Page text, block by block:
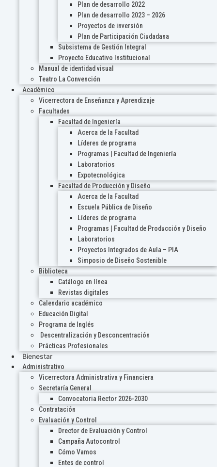
Plan de desarrollo 2022
Plan de desarrollo 2023 – 2026
Proyectos de inversión
Plan de Participación Ciudadana
Subsistema de Gestión Integral
Proyecto Educativo Institucional
Manual de identidad visual
Teatro La Convención
Académico
Vicerrectora de Enseñanza y Aprendizaje
Facultades
Facultad de Ingeniería
Acerca de la Facultad
Líderes de programa
Programas | Facultad de Ingeniería
Laboratorios
Expotecnológica
Facultad de Producción y Diseño
Acerca de la Facultad
Escuela Pública de Diseño
Líderes de programa
Programas | Facultad de Producción y Diseño
Laboratorios
Proyectos Integrados de Aula – PIA
Simposio de Diseño Sostenible
Biblioteca
Catálogo en línea
Revistas digitales
Calendario académico
Educación Digital
Programa de Inglés
Descentralización y Desconcentración
Prácticas Profesionales
Bienestar
Administrativo
Vicerrectora Administrativa y Financiera
Secretaría General
Convocatoria Rector 2026-2030
Contratación
Evaluación y Control
Drector de Evaluación y Control
Campaña Autocontrol
Cómo Vamos
Entes de control